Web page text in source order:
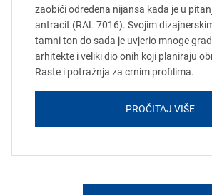
zaobići određena nijansa kada je u
antracit (RAL 7016). Svojim
tamni ton do sada je uvjerio mnoge
arhitekte i veliki dio onih koji planiraju
Raste i potražnja za crnim profilima.
PROČITAJ VIŠE